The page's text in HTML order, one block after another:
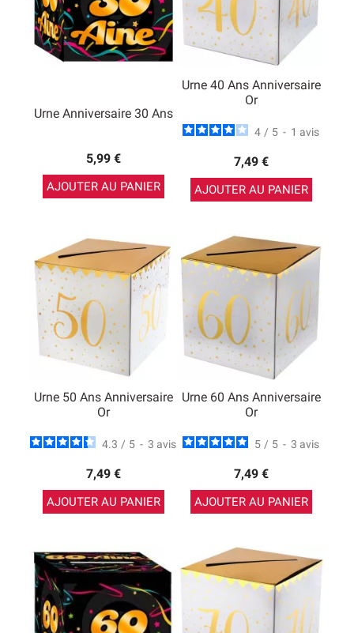
Urne Anniversaire 30 Ans
5,99 €
AJOUTER AU PANIER
Urne 40 Ans Anniversaire
Or
4 / 5 - 1 avis
7,49 €
AJOUTER AU PANIER
Urne 50 Ans Anniversaire
Or
4.3 / 5 - 3 avis
7,49 €
AJOUTER AU PANIER
Urne 60 Ans Anniversaire
Or
5 / 5 - 3 avis
7,49 €
AJOUTER AU PANIER